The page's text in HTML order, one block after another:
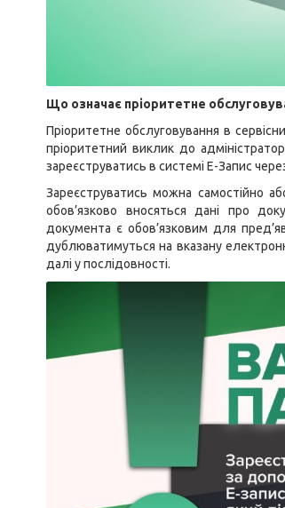
Що означає пріоритетне
Пріоритетне обслуговування в
пріоритетний виклик до
зареєструватись в системі Е-Запис
Зареєструватись можна самостійно
обов’язково вносяться дані про
документа є обов’язковим для
дублюватимуться на вказану
далі у послідовності.